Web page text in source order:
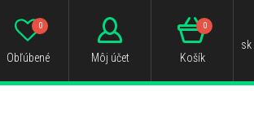
Obľúbené
0
Môj účet Košík
0
sk